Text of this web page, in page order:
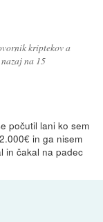
kriptekov a
na 15
počutil lani ko sem
in ga nisem
in čakal na padec